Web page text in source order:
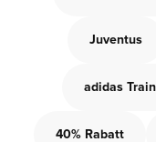
Juventus
adidas
40% Rabatt